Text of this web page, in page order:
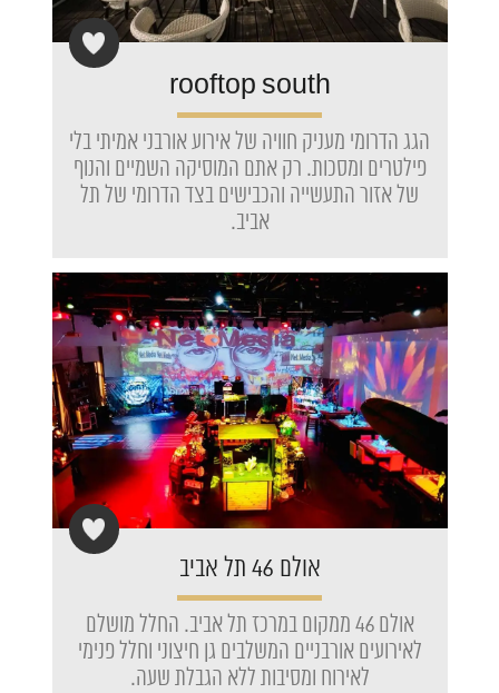
rooftop south
הגג הדרומי מעניק חוויה של אירוע אורבני אמיתי בלי
פילטרים ומסכות. רק אתם המוסיקה השמיים והנוף
של אזור התעשייה והכבישים בצד הדרומי של תל
אביב.
אולם 46 תל אביב
אולם 46 ממקום במרכז תל אביב. החלל מושלם
לאירועים אורבניים המשלבים גן חיצוני וחלל פנימי
לאירוח ומסיבות ללא הגבלת שעה.